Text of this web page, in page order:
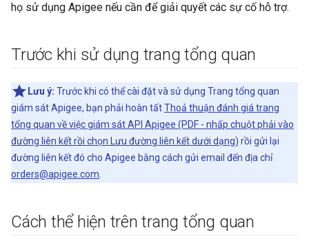
họ sử dụng Apigee nếu cần để giải quyết các sự cố hỗ trợ.
Trước khi sử dụng trang tổng quan
Lưu ý: Trước khi có thể cài đặt và sử dụng Trang tổng quan
giám sát Apigee, bạn phải hoàn tấtThoả thuận đánh giá trang
tổng quan về việc giám sát API Apigee (PDF - nhấp chuột phải vào
đường liên kết rồi chọn Lưu đường liên kết dưới dạng) rồi gửi lại
đường liên kết đó cho Apigee bằng cách gửi email đến địa chỉ
orders@apigee.com
Cách thể hiện trên trang tổng quan